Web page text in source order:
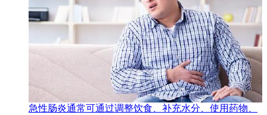
急性肠炎通常可通过调整饮食、补充水分、使用药物、